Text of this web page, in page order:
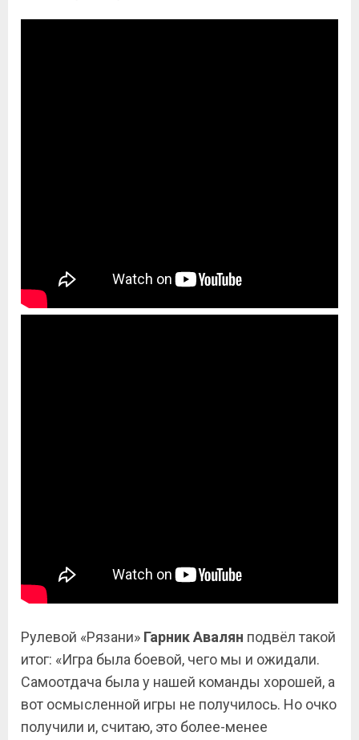
Рулевой «Рязани» Гарник Авалян подвёл такой
итог: «Игра была боевой, чего мы и ожидали.
Самоотдача была у нашей команды хорошей, а
вот осмысленной игры не получилось. Но очко
получили и, считаю, это более-менее